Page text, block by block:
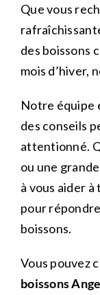
Que vous
des boissons
mois d’hiver,
Notre équipe
des conseils
attentionné.
ou une
à vous aider
pour
boissons.
Vous pouvez
boissons